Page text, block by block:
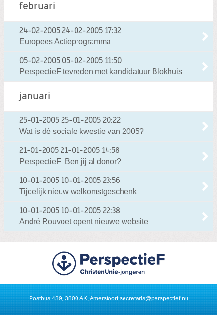
februari
24-02-2005 24-02-2005 17:32
Europees Actieprogramma
05-02-2005 05-02-2005 11:50
PerspectieF tevreden met kandidatuur Blokhuis
januari
25-01-2005 25-01-2005 20:22
Wat is dé sociale kwestie van 2005?
21-01-2005 21-01-2005 14:58
PerspectieF: Ben jij al donor?
10-01-2005 10-01-2005 23:56
Tijdelijk nieuw welkomstgeschenk
10-01-2005 10-01-2005 22:38
André Rouvoet opent nieuwe website
Postbus 439, 3800 AK, Amersfoortsecretaris@perspectief.nu